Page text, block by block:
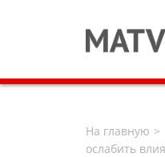
На главную
ослабить